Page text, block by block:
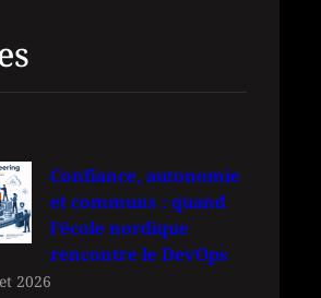
Confiance, autonomie
et communs : quand
l’école nordique
rencontre le DevOps
2026